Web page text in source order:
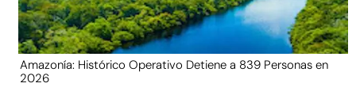
Amazonía: Histórico Operativo Detiene a 839 Personas en
2026